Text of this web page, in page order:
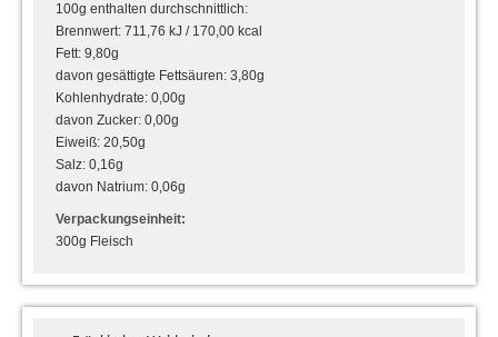
100g enthalten durchschnittlich:
Brennwert: 711,76 kJ / 170,00 kcal
Fett: 9,80g
davon gesättigte Fettsäuren: 3,80g
Kohlenhydrate: 0,00g
davon Zucker: 0,00g
Eiweiß: 20,50g
Salz: 0,16g
davon Natrium: 0,06g
Verpackungseinheit:
300g Fleisch